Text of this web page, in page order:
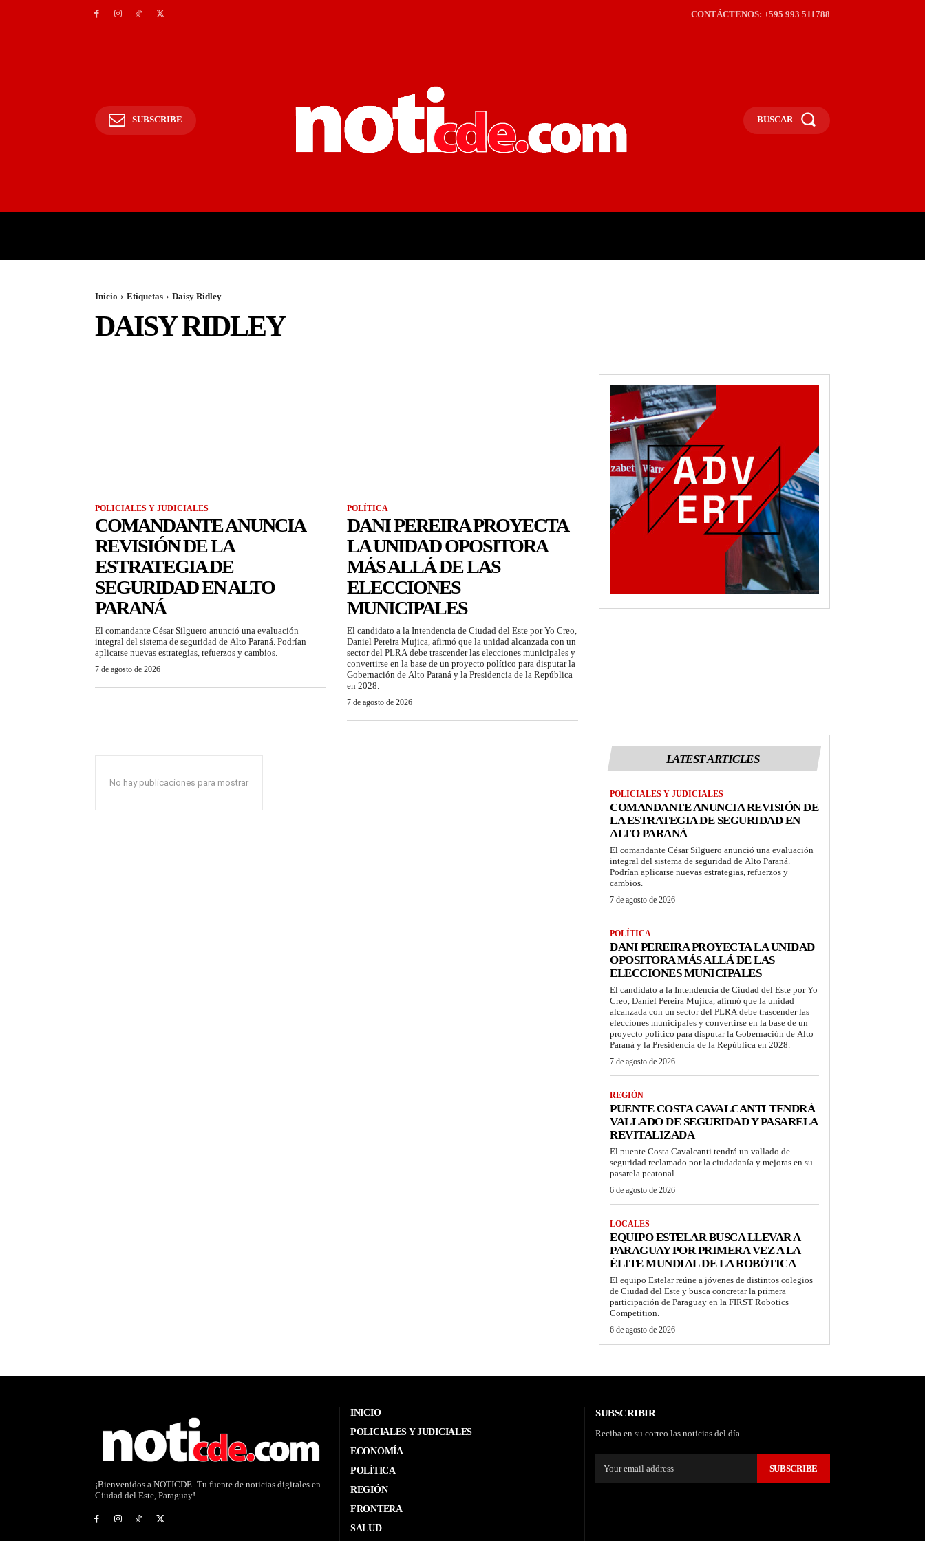
CONTÁCTENOS: +595 993 511788
SUBSCRIBE BUSCAR
Inicio Etiquetas Daisy Ridley
DAISY RIDLEY
POLICIALES Y JUDICIALES
COMANDANTE ANUNCIA
REVISIÓN DE LA
ESTRATEGIA DE
SEGURIDAD EN ALTO
PARANÁ
El comandante César Silguero anunció una evaluación
integral del sistema de seguridad de Alto Paraná. Podrían
aplicarse nuevas estrategias, refuerzos y cambios.
7 de agosto de 2026
POLÍTICA
DANI PEREIRA PROYECTA
LA UNIDAD OPOSITORA
MÁS ALLÁ DE LAS
ELECCIONES
MUNICIPALES
El candidato a la Intendencia de Ciudad del Este por Yo Creo,
Daniel Pereira Mujica, afirmó que la unidad alcanzada con un
sector del PLRA debe trascender las elecciones municipales y
convertirse en la base de un proyecto político para disputar la
Gobernación de Alto Paraná y la Presidencia de la República
en 2028.
7 de agosto de 2026
No hay publicaciones para mostrar
LATEST ARTICLES
POLICIALES Y JUDICIALES
COMANDANTE ANUNCIA REVISIÓN DE
LA ESTRATEGIA DE SEGURIDAD EN
ALTO PARANÁ
El comandante César Silguero anunció una evaluación
integral del sistema de seguridad de Alto Paraná.
Podrían aplicarse nuevas estrategias, refuerzos y
cambios.
7 de agosto de 2026
POLÍTICA
DANI PEREIRA PROYECTA LA UNIDAD
OPOSITORA MÁS ALLÁ DE LAS
ELECCIONES MUNICIPALES
El candidato a la Intendencia de Ciudad del Este por Yo
Creo, Daniel Pereira Mujica, afirmó que la unidad
alcanzada con un sector del PLRA debe trascender las
elecciones municipales y convertirse en la base de un
proyecto político para disputar la Gobernación de Alto
Paraná y la Presidencia de la República en 2028.
7 de agosto de 2026
REGIÓN
PUENTE COSTA CAVALCANTI TENDRÁ
VALLADO DE SEGURIDAD Y PASARELA
REVITALIZADA
El puente Costa Cavalcanti tendrá un vallado de
seguridad reclamado por la ciudadanía y mejoras en su
pasarela peatonal.
6 de agosto de 2026
LOCALES
EQUIPO ESTELAR BUSCA LLEVAR A
PARAGUAY POR PRIMERA VEZ A LA
ÉLITE MUNDIAL DE LA ROBÓTICA
El equipo Estelar reúne a jóvenes de distintos colegios
de Ciudad del Este y busca concretar la primera
participación de Paraguay en la FIRST Robotics
Competition.
6 de agosto de 2026
¡Bienvenidos a NOTICDE- Tu fuente de noticias digitales en
Ciudad del Este, Paraguay!.
INICIO
POLICIALES Y JUDICIALES
ECONOMÍA
POLÍTICA
REGIÓN
FRONTERA
SALUD
SUBSCRIBIR
Reciba en su correo las noticias del día.
SUBSCRIBE